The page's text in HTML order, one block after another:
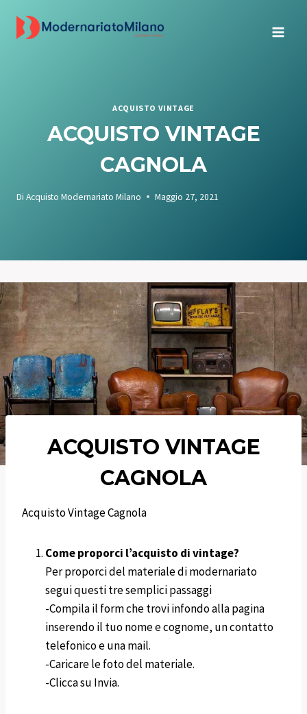
ACQUISTO VINTAGE
ACQUISTO VINTAGE
CAGNOLA
Di Acquisto Modernariato Milano Maggio 27, 2021
ACQUISTO VINTAGE
CAGNOLA
Acquisto Vintage Cagnola
Come proporci l’acquisto di vintage?
Per proporci del materiale di modernariato
segui questi tre semplici passaggi
-Compila il form che trovi infondo alla pagina
inserendo il tuo nome e cognome, un contatto
telefonico e una mail.
-Caricare le foto del materiale.
-Clicca su Invia.